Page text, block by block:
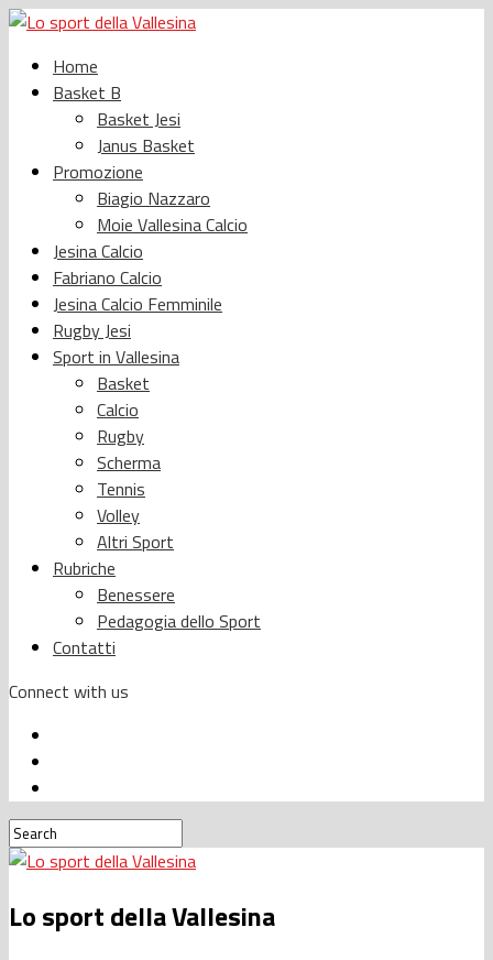
Home
Basket B
Basket Jesi
Janus Basket
Promozione
Biagio Nazzaro
Moie Vallesina Calcio
Jesina Calcio
Fabriano Calcio
Jesina Calcio Femminile
Rugby Jesi
Sport in Vallesina
Basket
Calcio
Rugby
Scherma
Tennis
Volley
Altri Sport
Rubriche
Benessere
Pedagogia dello Sport
Contatti
Connect with us
Lo sport della Vallesina